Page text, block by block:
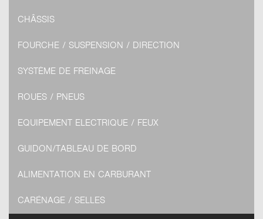
CHÂSSIS
FOURCHE / SUSPENSION / DIRECTION
SYSTÈME DE FREINAGE
ROUES / PNEUS
EQUIPEMENT ELECTRIQUE / FEUX
GUIDON/TABLEAU DE BORD
ALIMENTATION EN CARBURANT
CARÉNAGE / SELLES